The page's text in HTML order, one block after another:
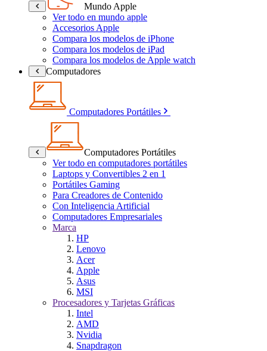
Mundo Apple
Ver todo en mundo apple
Accesorios Apple
Compara los modelos de iPhone
Compara los modelos de iPad
Compara los modelos de Apple watch
Computadores
Computadores Portátiles
Computadores Portátiles
Ver todo en computadores portátiles
Laptops y Convertibles 2 en 1
Portátiles Gaming
Para Creadores de Contenido
Con Inteligencia Artificial
Computadores Empresariales
Marca
HP
Lenovo
Acer
Apple
Asus
MSI
Procesadores y Tarjetas Gráficas
Intel
AMD
Nvidia
Snapdragon